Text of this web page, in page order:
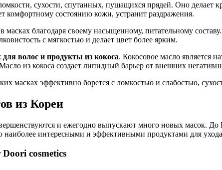
сухости, спутанных, пушащихся прядей. Оно
комфортному состоянию кожи, устранит раздражения.
в масках благодаря своему насыщенному, питательному
с мягкостью и делает цвет более ярким.
волос и продукты из кокоса. Кокосовое масло является
из кокоса создает липидный барьер от внешних
масках эффективно борется с ломкостью и слабостью,
из Кореи
и ежегодно выпускают много новых масок. До
наиболее интересными и эффективными продуктами для
cosmetics